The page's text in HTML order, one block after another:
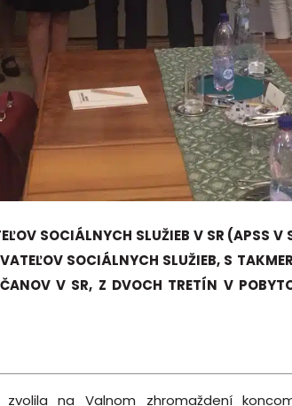
SOCIÁLNYCH SLUŽIEB V SR (APSS
SOCIÁLNYCH SLUŽIEB, S
V SR, Z DVOCH TRETÍN V
na Valnom zhromaždení